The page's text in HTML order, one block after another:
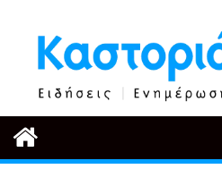
περιεχόμενο